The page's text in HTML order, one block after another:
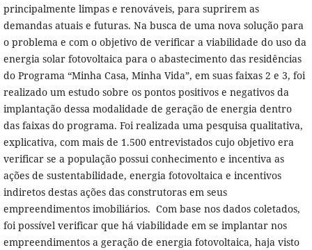
principalmente limpas e renováveis, para suprirem as
demandas atuais e futuras. Na busca de uma nova solução para
o problema e com o objetivo de verificar a viabilidade do uso da
energia solar fotovoltaica para o abastecimento das residências
do Programa “Minha Casa, Minha Vida”, em suas faixas 2 e 3, foi
realizado um estudo sobre os pontos positivos e negativos da
implantação dessa modalidade de geração de energia dentro
das faixas do programa. Foi realizada uma pesquisa qualitativa,
explicativa, com mais de 1.500 entrevistados cujo objetivo era
verificar se a população possui conhecimento e incentiva as
ações de sustentabilidade, energia fotovoltaica e incentivos
indiretos destas ações das construtoras em seus
empreendimentos imobiliários. Com base nos dados coletados,
foi possível verificar que há viabilidade em se implantar nos
empreendimentos a geração de energia fotovoltaica, haja visto